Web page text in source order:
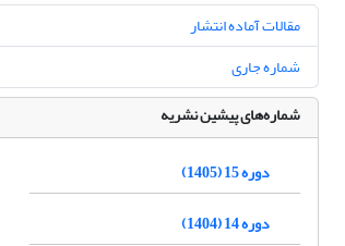
مقالات آماده انتشار
شماره جاری
شماره‌های پیشین نشریه
دوره 15 (1405)
دوره 14 (1404)